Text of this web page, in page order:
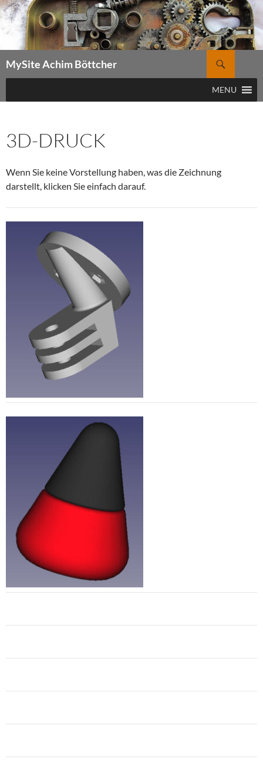
Zum
Inhalt
springen
MySite Achim Böttcher
MENU
3D-DRUCK
Wenn Sie keine Vorstellung haben, was die Zeichnung
darstellt, klicken Sie einfach darauf.